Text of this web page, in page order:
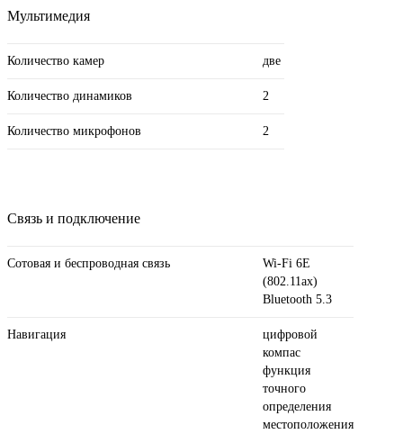
Мультимедия
Количество камер две
Количество динамиков 2
Количество микрофонов 2
Связь и подключение
Сотовая и беспроводная связь
Wi-Fi 6E
(802.11ax)
Bluetooth 5.3
Навигация
цифровой
компас
функция
точного
определения
местоположения